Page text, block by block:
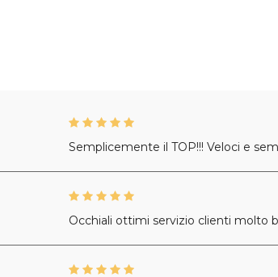
Semplicemente il TOP!!! Veloci e
Occhiali ottimi servizio clienti molto